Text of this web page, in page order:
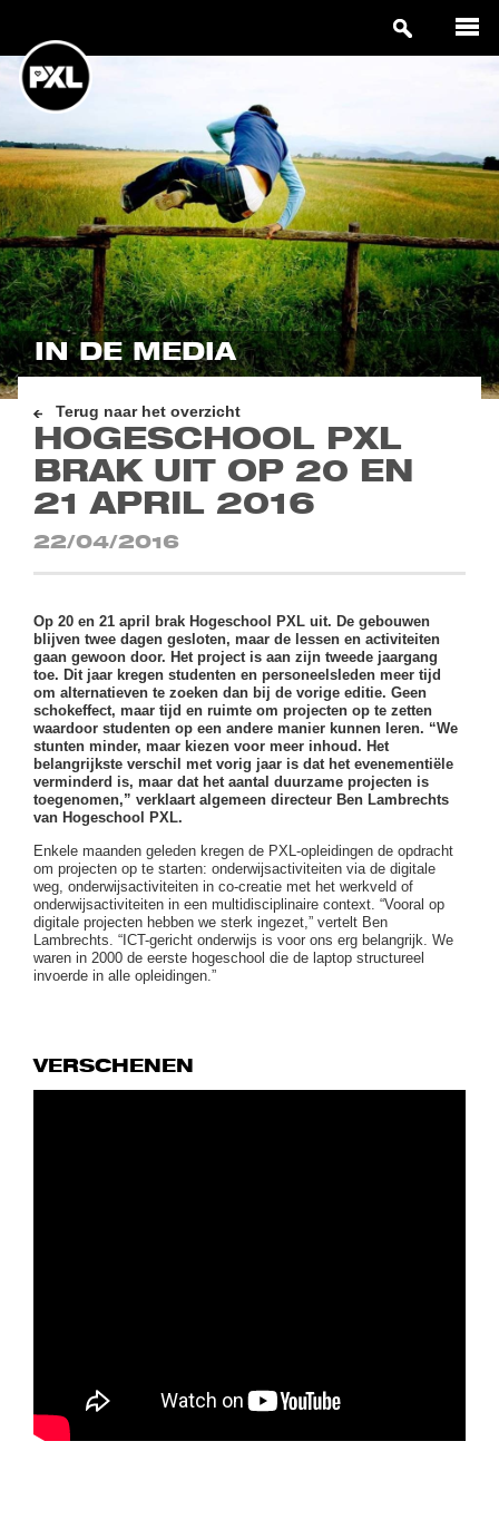
IN DE MEDIA
Terug naar het overzicht
HOGESCHOOL PXL
BRAK UIT OP 20 EN
21 APRIL 2016
22/04/2016
Op 20 en 21 april brak Hogeschool PXL uit. De gebouwen
blijven twee dagen gesloten, maar de lessen en activiteiten
gaan gewoon door. Het project is aan zijn tweede jaargang
toe. Dit jaar kregen studenten en personeelsleden meer tijd
om alternatieven te zoeken dan bij de vorige editie. Geen
schokeffect, maar tijd en ruimte om projecten op te zetten
waardoor studenten op een andere manier kunnen leren. “We
stunten minder, maar kiezen voor meer inhoud. Het
belangrijkste verschil met vorig jaar is dat het evenementiële
verminderd is, maar dat het aantal duurzame projecten is
toegenomen,” verklaart algemeen directeur Ben Lambrechts
van Hogeschool PXL.
Enkele maanden geleden kregen de PXL-opleidingen de opdracht
om projecten op te starten: onderwijsactiviteiten via de digitale
weg, onderwijsactiviteiten in co-creatie met het werkveld of
onderwijsactiviteiten in een multidisciplinaire context. “Vooral op
digitale projecten hebben we sterk ingezet,” vertelt Ben
Lambrechts. “ICT-gericht onderwijs is voor ons erg belangrijk. We
waren in 2000 de eerste hogeschool die de laptop structureel
invoerde in alle opleidingen.”
VERSCHENEN